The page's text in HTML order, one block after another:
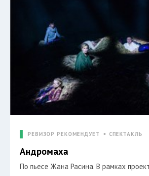
РЕВИЗОР РЕКОМЕНДУЕТ СПЕКТАКЛЬ
Андромаха
По пьесе Жана Расина. В рамках